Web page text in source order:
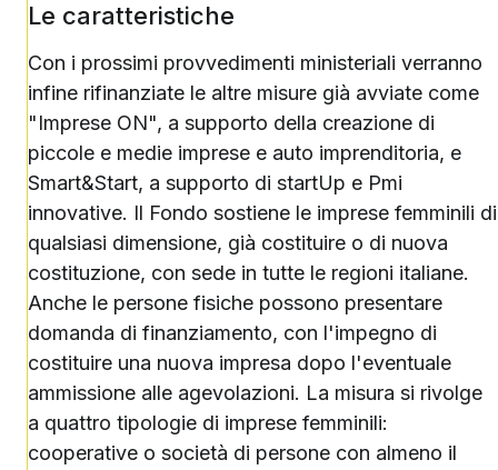
Le caratteristiche
Con i prossimi provvedimenti ministeriali verranno
infine rifinanziate le altre misure già avviate come
"Imprese ON", a supporto della creazione di
piccole e medie imprese e auto imprenditoria, e
Smart&Start, a supporto di startUp e Pmi
innovative. Il Fondo sostiene le imprese femminili di
qualsiasi dimensione, già costituire o di nuova
costituzione, con sede in tutte le regioni italiane.
Anche le persone fisiche possono presentare
domanda di finanziamento, con l'impegno di
costituire una nuova impresa dopo l'eventuale
ammissione alle agevolazioni. La misura si rivolge
a quattro tipologie di imprese femminili:
cooperative o società di persone con almeno il